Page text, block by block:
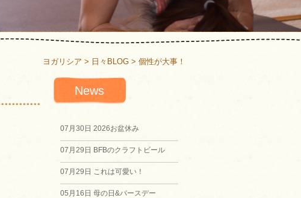
ヨガリシア > 日々BLOG > 個性が大事！
News
07月30日 2026お盆休み
07月29日 BFBのクラフトビール
07月29日 これは可愛い！
05月16日 母の日&バースデー